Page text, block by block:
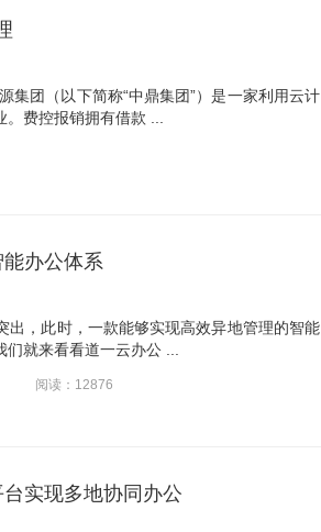
集团（以下简称“中鼎集团”）是一家利用云计
。费控报销拥有借款 ...
办公体系
出，此时，一款能够实现高效异地管理的智能
们就来看看道一云办公 ...
阅读：12876
实现多地协同办公